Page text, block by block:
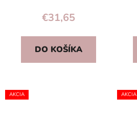
€31,65
DO KOŠÍKA
AKCIA AKCIA